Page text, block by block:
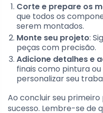
Corte e prepare os
que todos os
serem montados.
Monte seu projeto:
peças com precisão.
Adicione detalhes e
finais como pintura
personalizar seu
Ao concluir seu
sucesso. Lembre-se de